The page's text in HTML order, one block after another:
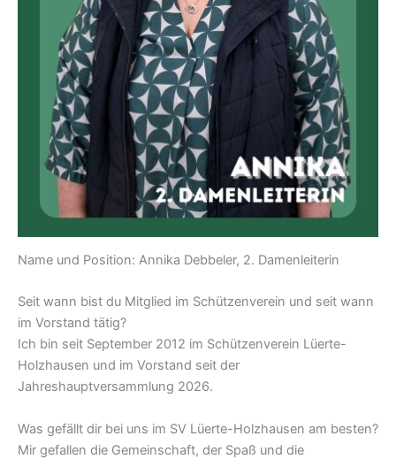
Name und Position: Annika Debbeler, 2. Damenleiterin
Seit wann bist du Mitglied im Schützenverein und seit wann
im Vorstand tätig?
Ich bin seit September 2012 im Schützenverein Lüerte-
Holzhausen und im Vorstand seit der
Jahreshauptversammlung 2026.
Was gefällt dir bei uns im SV Lüerte-Holzhausen am besten?
Mir gefallen die Gemeinschaft, der Spaß und die